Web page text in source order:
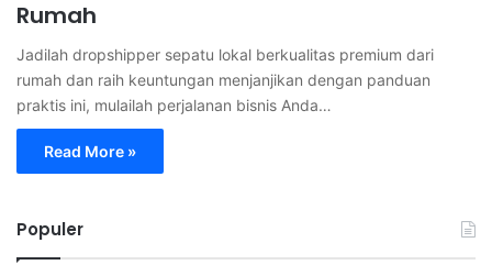
Rumah
Jadilah dropshipper sepatu lokal berkualitas premium dari
rumah dan raih keuntungan menjanjikan dengan panduan
praktis ini, mulailah perjalanan bisnis Anda…
Read More »
Populer